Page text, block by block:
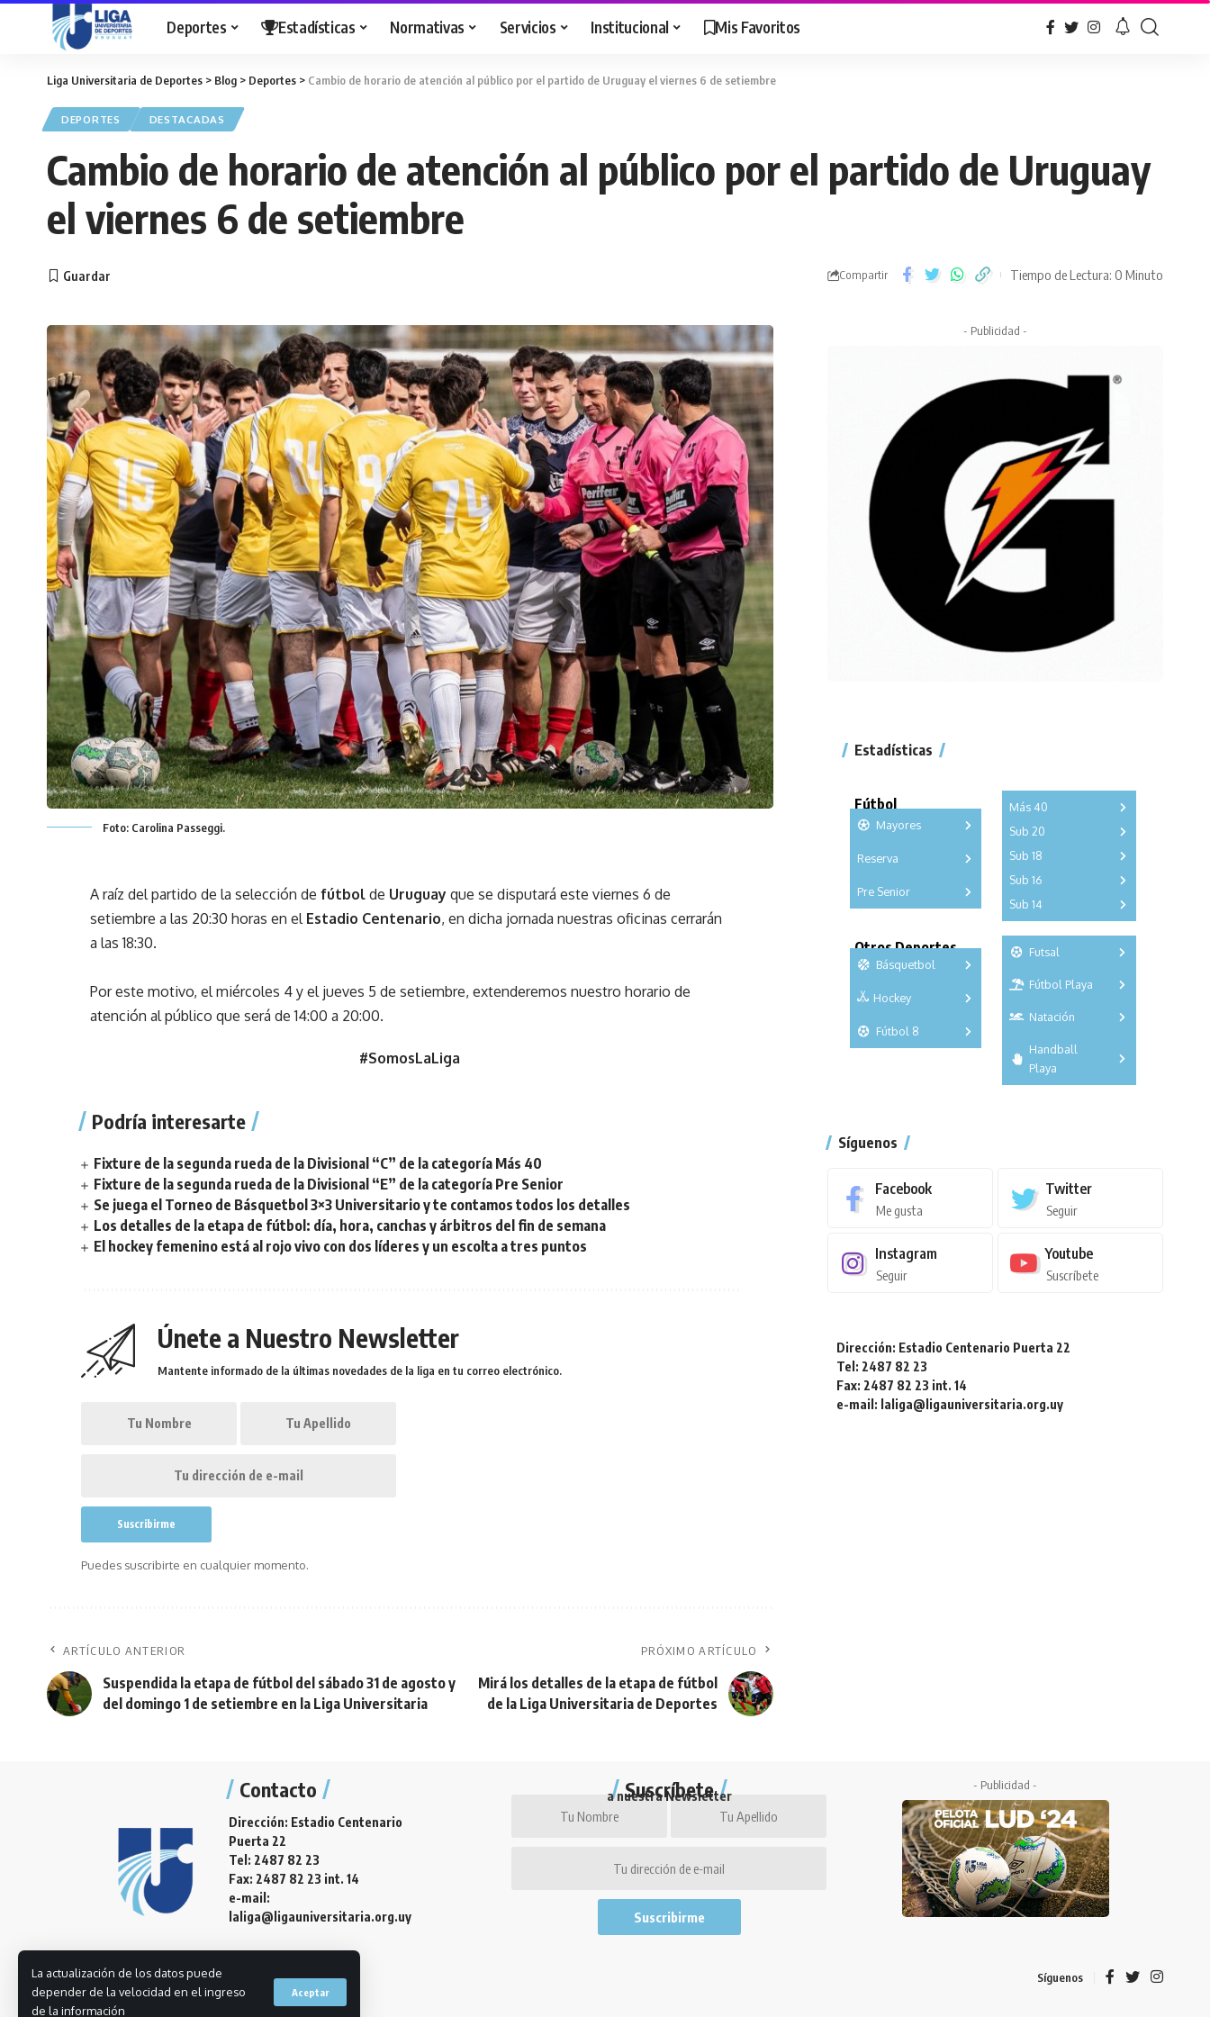
La actualización de los datos puede
depender de la velocidad en el ingreso
de la información
Aceptar
Deportes Estadísticas Normativas Servicios Institucional Mis Favoritos
Liga Universitaria de Deportes > Blog > Deportes > Cambio de horario de atención al público por el partido de Uruguay el viernes 6 de setiembre
DEPORTES DESTACADAS
Cambio de horario de atención al público por el partido de Uruguay
el viernes 6 de setiembre
Compartir Tiempo de Lectura: 0 Minuto
Foto: Carolina Passeggi.
A raíz del partido de la selección defútbol de Uruguay que se disputará este viernes 6 de
setiembre a las 20:30 horas en el Estadio Centenario, en dicha jornada nuestras oficinas cerrarán
a las 18:30.
Por este motivo, el miércoles 4 y el jueves 5 de setiembre, extenderemos nuestro horario de
atención al público que será de 14:00 a 20:00.
#SomosLaLiga
Podría interesarte
Fixture de la segunda rueda de la Divisional “C” de la categoría Más 40
Fixture de la segunda rueda de la Divisional “E” de la categoría Pre Senior
Se juega el Torneo de Básquetbol 3×3 Universitario y te contamos todos los detalles
Los detalles de la etapa de fútbol: día, hora, canchas y árbitros del fin de semana
El hockey femenino está al rojo vivo con dos líderes y un escolta a tres puntos
Únete a Nuestro Newsletter
Mantente informado de la últimas novedades de la liga en tu correo electrónico.
Puedes suscribirte en cualquier momento.
ARTÍCULO ANTERIOR
Suspendida la etapa de fútbol del sábado 31 de agosto y
del domingo 1 de setiembre en la Liga Universitaria
PRÓXIMO ARTÍCULO
Mirá los detalles de la etapa de fútbol
de la Liga Universitaria de Deportes
- Publicidad -
Estadísticas
Fútbol
Mayores
ABC G
Reserva
A B
Pre Senior
Más 40
Sub 20
A
Sub 18
Copas
Sub 16
Series
Copas
Sub 14
Series
Otros Deportes
Básquetbol
A
3x3
Hockey
A B
Fútbol 8
Futsal
Masculino
Femenino
Fútbol Playa
Torneo
Natación
Torneo
Handball
Playa
Síguenos
Facebook
Me gusta
Twitter
Seguir
Instagram
Seguir
Youtube
Suscríbete
Dirección: Estadio Centenario Puerta 22
Tel: 2487 82 23
Fax: 2487 82 23 int. 14
e-mail: laliga@ligauniversitaria.org.uy
Contacto
Dirección: Estadio Centenario
Puerta 22
Tel: 2487 82 23
Fax: 2487 82 23 int. 14
e-mail:
laliga@ligauniversitaria.org.uy
Suscríbete
a nuestra Newsletter
- Publicidad -
Síguenos